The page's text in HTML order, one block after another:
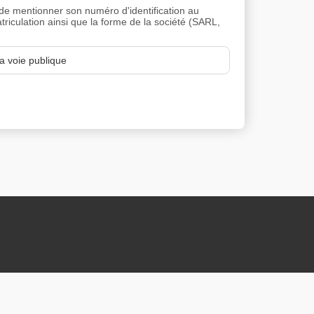
mentionner son numéro d'identification au
ainsi que la forme de la société (SARL,